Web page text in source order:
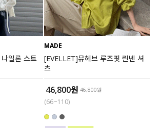
일론 스트
MADE
[EVELLET]뮤헤브 루즈핏 린넨 셔
츠
46,800원 46,800원
(66~110)